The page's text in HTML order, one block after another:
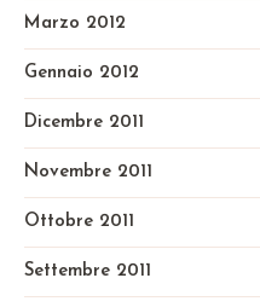
Marzo 2012
Gennaio 2012
Dicembre 2011
Novembre 2011
Ottobre 2011
Settembre 2011